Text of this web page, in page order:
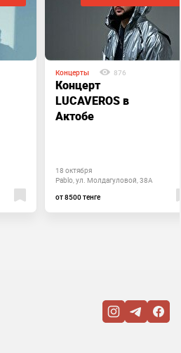
Концерты 876
Концерт
LUCAVEROS в
Актобе
18 октября
Pablo, ул. Молдагуловой, 38А
от 8500 тенге